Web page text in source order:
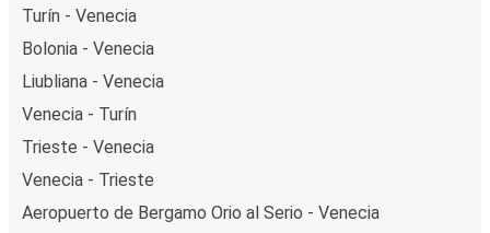
Turín - Venecia
Bolonia - Venecia
Liubliana - Venecia
Venecia - Turín
Trieste - Venecia
Venecia - Trieste
Aeropuerto de Bergamo Orio al Serio - Venecia